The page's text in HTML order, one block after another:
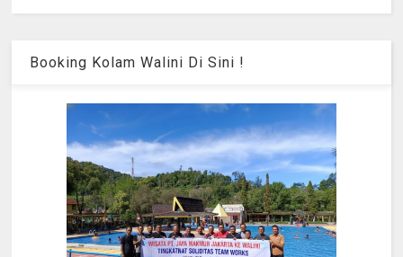
Booking Kolam Walini Di Sini !